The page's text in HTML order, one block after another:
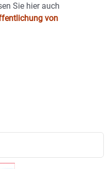
Sie hier auch
von